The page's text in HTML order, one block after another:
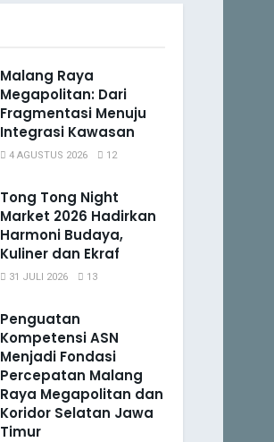
Malang Raya
Megapolitan: Dari
Fragmentasi Menuju
Integrasi Kawasan
4 AGUSTUS 2026 12
Tong Tong Night
Market 2026 Hadirkan
Harmoni Budaya,
Kuliner dan Ekraf
31 JULI 2026 13
Penguatan
Kompetensi ASN
Menjadi Fondasi
Percepatan Malang
Raya Megapolitan dan
Koridor Selatan Jawa
Timur